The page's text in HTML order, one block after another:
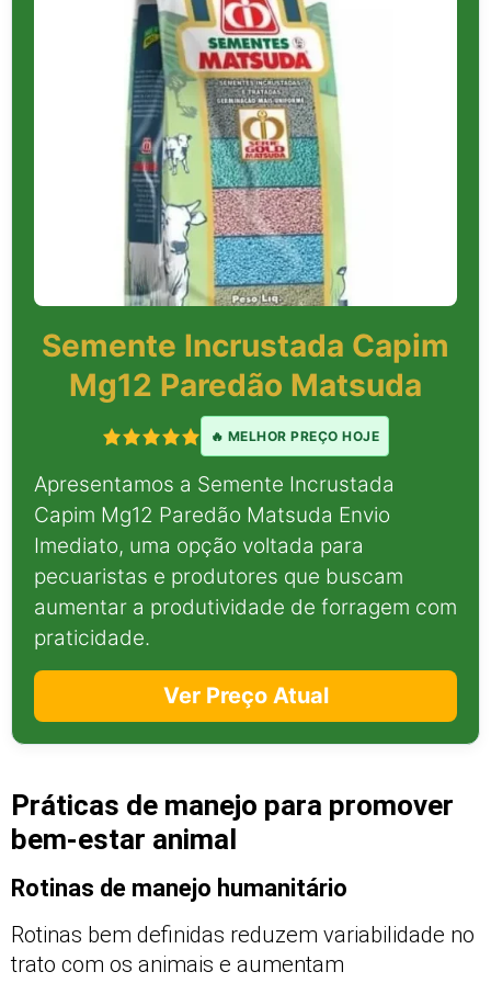
Semente Incrustada Capim
Mg12 Paredão Matsuda
🔥 MELHOR PREÇO HOJE
Apresentamos a Semente Incrustada
Capim Mg12 Paredão Matsuda Envio
Imediato, uma opção voltada para
pecuaristas e produtores que buscam
aumentar a produtividade de forragem com
praticidade.
Ver Preço Atual
Práticas de manejo para promover
bem-estar animal
Rotinas de manejo humanitário
Rotinas bem definidas reduzem variabilidade no
trato com os animais e aumentam